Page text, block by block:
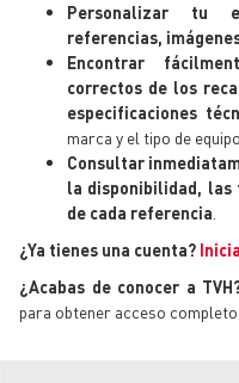
Personalizar tu
referencias,
Encontrar
correctos de los
especificaciones
marca y el tipo de equipo.
Consultar
la disponibilidad,
de cada referencia
¿Ya tienes una cuenta?
¿Acabas de conocer a
para obtener acceso completo.